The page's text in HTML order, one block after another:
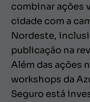
combinar ações
cidade com a
Nordeste,
publicação na
Além das ações
workshops da
Seguro está